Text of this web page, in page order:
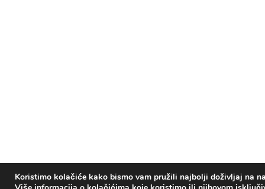
Koristimo kolačiće kako bismo vam pružili najbolji doživljaj na